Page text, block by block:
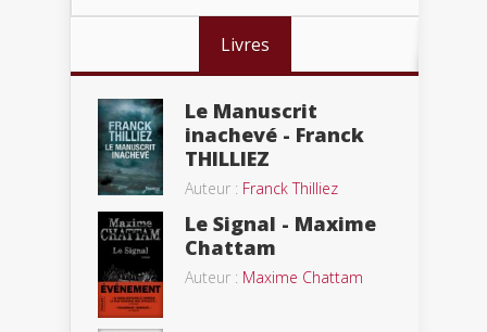
Livres
Le Manuscrit
inachevé - Franck
THILLIEZ
Auteur : Franck Thilliez
Le Signal - Maxime
Chattam
Auteur : Maxime Chattam